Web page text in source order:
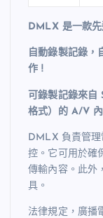
DMLX 是一款先
自動錄製記錄，
作 !
可錄製記錄來自
格式）的 A/V
DMLX 負責管
控。它可用於確
傳輸內容。此外
具。
法律規定，廣播